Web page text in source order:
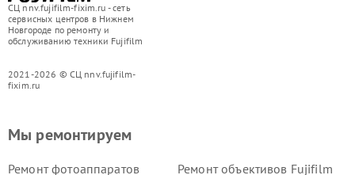
СЦ nnv.fujifilm-fixim.ru - сеть
сервисных центров в Нижнем
Новгороде по ремонту и
обслуживанию техники Fujifilm
2021-2026 © СЦ nnv.fujifilm-
fixim.ru
Мы ремонтируем
Ремонт фотоаппаратов
Ремонт объективов Fujifilm